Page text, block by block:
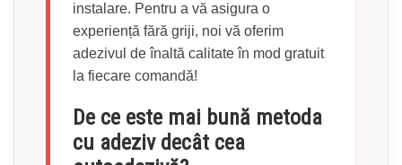
instalare. Pentru a vă asigura o
experiență fără griji, noi vă oferim
adezivul de înaltă calitate în mod gratuit
la fiecare comandă!
De ce este mai bună metoda
cu adeziv decât cea